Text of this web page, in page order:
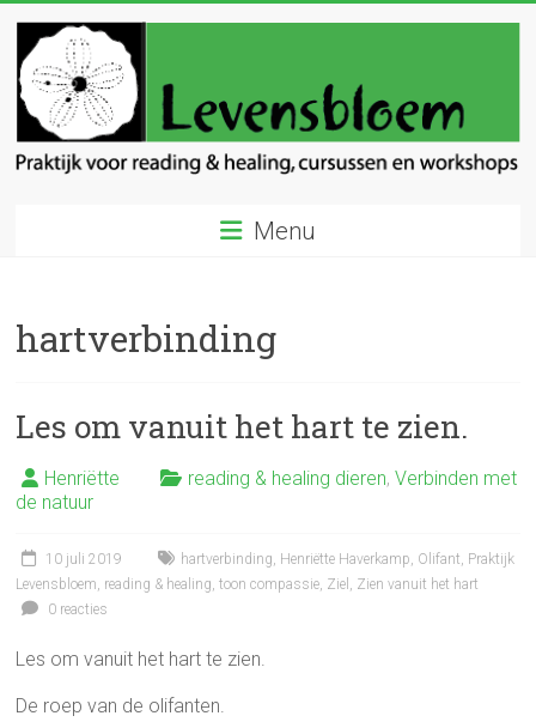
inhoud
Levensbloem
en
Menu
hartverbinding
Les om vanuit het hart te zien.
Henriëtte reading & healing dieren,Verbinden met
de natuur
10 juli 2019 hartverbinding, Henriëtte Haverkamp, Olifant, Praktijk
Levensbloem, reading & healing,toon compassie, Ziel , Zien vanuit het hart
0 reacties
Les om vanuit het hart te zien.
De roep van de olifanten.